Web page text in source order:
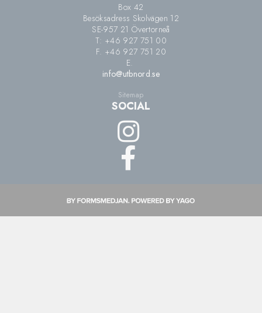
Box 42
Besöksadress Skolvägen 12
SE-957 21 Övertorneå
T: +46 927 751 00
F. +46 927 751 20
E.
info@utbnord.se
Sitemap
SOCIAL